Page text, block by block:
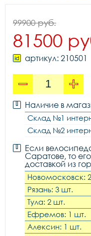
99900 руб.
81500
артикул: 210501
Наличие в
Склад №1
Склад №2
Если
Саратове, то
доставкой из
Новомосковск:
Рязань: 3 шт.
Тула: 2 шт.
Ефремов: 1 шт.
Алексин: 1 шт.